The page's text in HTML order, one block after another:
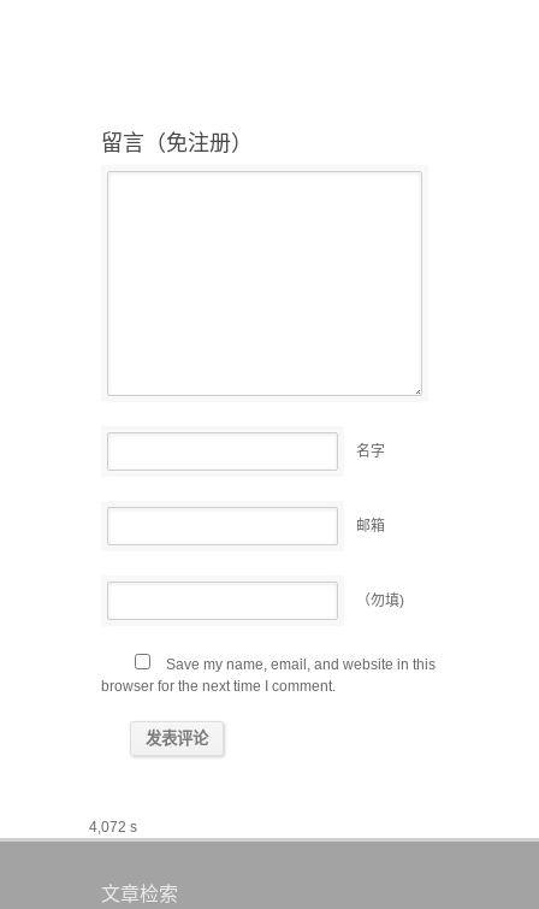
留言（免注册）
名字
邮箱
（勿填)
Save my name, email, and website in this
browser for the next time I comment.
4,072 s
文章检索